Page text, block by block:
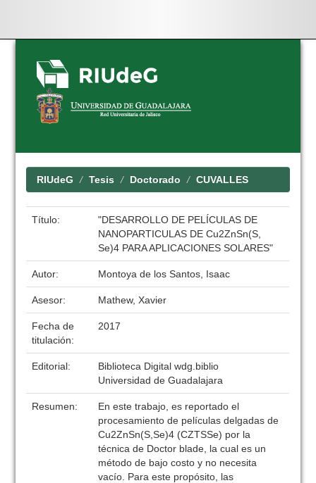
Skip
navigation
RIUdeG Tesis Doctorado CUVALLES
Título:
"DESARROLLO DE PELÍCULAS DE
NANOPARTICULAS DE Cu2ZnSn(S,
Se)4 PARA APLICACIONES SOLARES"
Autor: Montoya de los Santos, Isaac
Asesor: Mathew, Xavier
Fecha de
titulación:
2017
Editorial:
Biblioteca Digital wdg.biblio
Universidad de Guadalajara
Resumen:
En este trabajo, es reportado el
procesamiento de películas delgadas de
Cu2ZnSn(S,Se)4 (CZTSSe) por la
técnica de Doctor blade, la cual es un
método de bajo costo y no necesita
vacío. Para este propósito, las